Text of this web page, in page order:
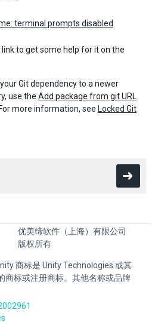
terminal prompts disabled
to get some help for it on the
Git dependency to a newer
use the Add package from git URL
more information, see Locked Git
优美缔软件（上海）有限公司
版权所有
商标是 Unity Technologies 或其
商标或注册商标。其他名称或品牌